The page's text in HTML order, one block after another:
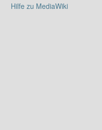
Hilfe zu MediaWiki